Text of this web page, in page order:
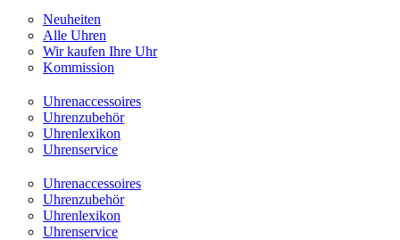
Neuheiten
Alle Uhren
Wir kaufen Ihre Uhr
Kommission
Uhrenaccessoires
Uhrenzubehör
Uhrenlexikon
Uhrenservice
Uhrenaccessoires
Uhrenzubehör
Uhrenlexikon
Uhrenservice